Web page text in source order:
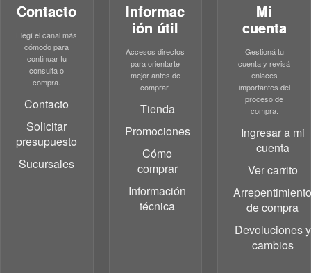
Contacto
Elegí el canal más
cómodo para
continuar tu
consulta o
compra.
Contacto
Solicitar
presupuesto
Sucursales
Informac
ión útil
Accesos directos
para orientarte
mejor antes de
comprar.
Tienda
Promociones
Cómo
comprar
Información
técnica
Mi
cuenta
Gestioná tu
cuenta y revisá
enlaces
importantes del
proceso de
compra.
Ingresar a mi
cuenta
Ver carrito
de compra
Devoluciones y
cambios